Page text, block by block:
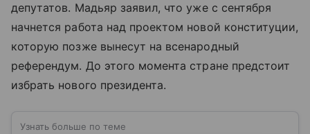
депутатов. Мадьяр заявил, что уже с сентября
начнется работа над проектом новой конституции,
которую позже вынесут на всенародный
референдум. До этого момента стране предстоит
избрать нового президента.
Узнать больше по теме